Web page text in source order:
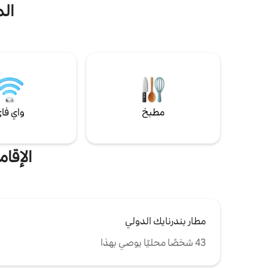
الليل مع خدمة نقل خاصة من المطار
مطبخ واي
مطار بندرنايك الدولي
43 شخصًا محليًا يوصي بهذا